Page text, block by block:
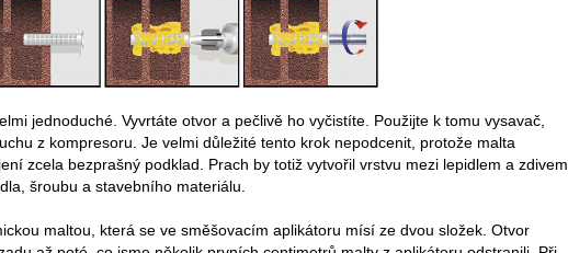
jednoduché. Vyvrtáte otvor a pečlivě ho vyčistíte. Použijte k tomu vysavač,
z kompresoru. Je velmi důležité tento krok nepodcenit, protože malta
zcela bezprašný podklad. Prach by totiž vytvořil vrstvu mezi lepidlem a zdivem
šroubu a stavebního materiálu.
maltou, která se ve směšovacím aplikátoru mísí ze dvou složek. Otvor